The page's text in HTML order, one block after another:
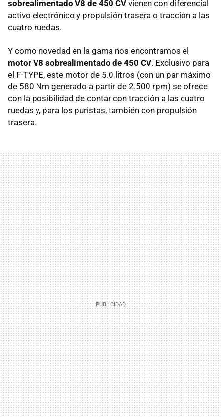
sobrealimentado V8 de 450 CV vienen con diferencial
activo electrónico y propulsión trasera o tracción a las
cuatro ruedas.
Y como novedad en la gama nos encontramos el
motor V8 sobrealimentado de 450 CV. Exclusivo para
el F-TYPE, este motor de 5.0 litros (con un par máximo
de 580 Nm generado a partir de 2.500 rpm) se ofrece
con la posibilidad de contar con tracción a las cuatro
ruedas y, para los puristas, también con propulsión
trasera.